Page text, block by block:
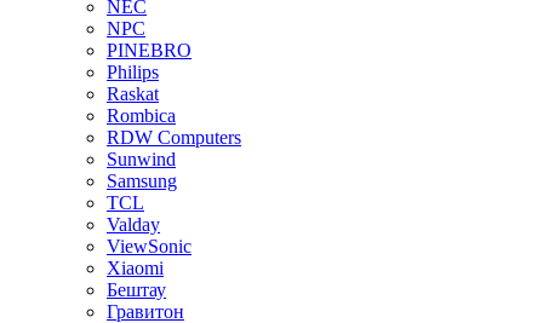
NEC
NPC
PINEBRO
Philips
Raskat
Rombica
RDW Computers
Sunwind
Samsung
TCL
Valday
ViewSonic
Xiaomi
Бештау
Гравитон